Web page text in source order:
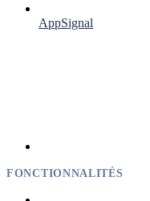
AppSignal
FONCTIONNALITÉS